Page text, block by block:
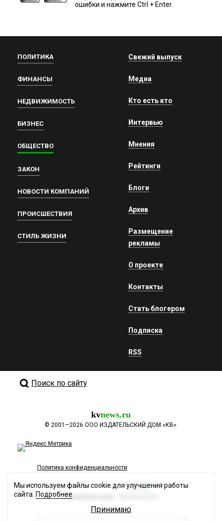
ошибки и нажмите Ctrl + Enter.
ПОЛИТИКА
ФИНАНСЫ
НЕДВИЖИМОСТЬ
БИЗНЕС
ОБЩЕСТВО
ЗАКОН
НОВОСТИ КОМПАНИЙ
ПРОИСШЕСТВИЯ
СТИЛЬ ЖИЗНИ
Свежий выпуск
Медиа
Кто есть кто
Интервью
Мнения
Рейтинги
Блоги
Архив
Размещение
рекламы
О проекте
Контакты
Стать блогером
Подписка
RSS
Поиск по сайту
kvnews.ru
© 2001—2026 ООО ИЗДАТЕЛЬСКИЙ ДОМ «КВ».
Политика конфиденциальности
Разработка сайта
Мы используем файлы cookie для улучшения работы
сайта. Подробнее
Принимаю